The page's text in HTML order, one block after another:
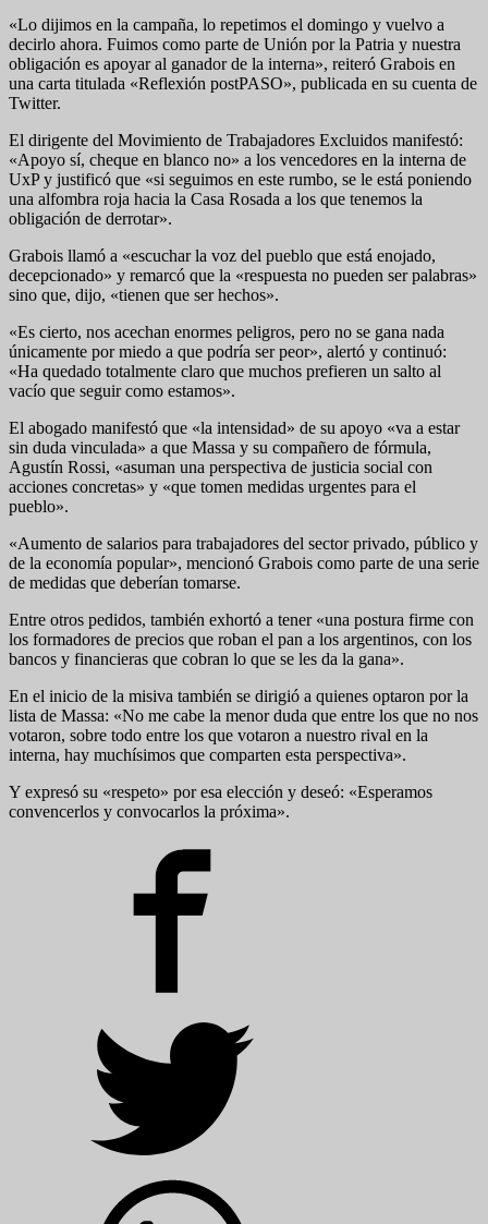
«Lo dijimos en la campaña, lo repetimos el domingo y vuelvo a
decirlo ahora. Fuimos como parte de Unión por la Patria y nuestra
obligación es apoyar al ganador de la interna», reiteró Grabois en
una carta titulada «Reflexión postPASO», publicada en su cuenta de
Twitter.
El dirigente del Movimiento de Trabajadores Excluidos manifestó:
«Apoyo sí, cheque en blanco no» a los vencedores en la interna de
UxP y justificó que «si seguimos en este rumbo, se le está poniendo
una alfombra roja hacia la Casa Rosada a los que tenemos la
obligación de derrotar».
Grabois llamó a «escuchar la voz del pueblo que está enojado,
decepcionado» y remarcó que la «respuesta no pueden ser palabras»
sino que, dijo, «tienen que ser hechos».
«Es cierto, nos acechan enormes peligros, pero no se gana nada
únicamente por miedo a que podría ser peor», alertó y continuó:
«Ha quedado totalmente claro que muchos prefieren un salto al
vacío que seguir como estamos».
El abogado manifestó que «la intensidad» de su apoyo «va a estar
sin duda vinculada» a que Massa y su compañero de fórmula,
Agustín Rossi, «asuman una perspectiva de justicia social con
acciones concretas» y «que tomen medidas urgentes para el
pueblo».
«Aumento de salarios para trabajadores del sector privado, público y
de la economía popular», mencionó Grabois como parte de una serie
de medidas que deberían tomarse.
Entre otros pedidos, también exhortó a tener «una postura firme con
los formadores de precios que roban el pan a los argentinos, con los
bancos y financieras que cobran lo que se les da la gana».
En el inicio de la misiva también se dirigió a quienes optaron por la
lista de Massa: «No me cabe la menor duda que entre los que no nos
votaron, sobre todo entre los que votaron a nuestro rival en la
interna, hay muchísimos que comparten esta perspectiva».
Y expresó su «respeto» por esa elección y deseó: «Esperamos
convencerlos y convocarlos la próxima».